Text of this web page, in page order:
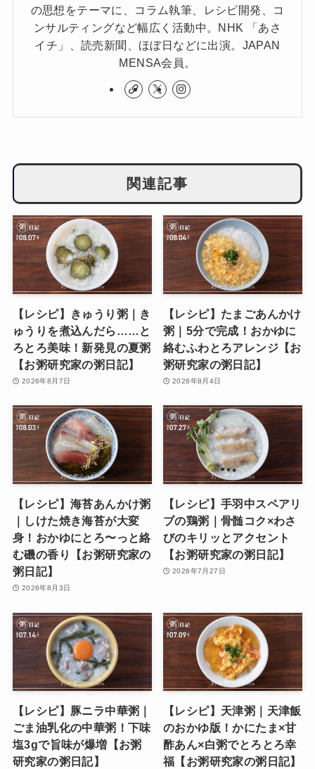
の思想をテーマに、コラム執筆、レシピ開発、コ
ンサルティングなど幅広く活動中。NHK 「あさ
イチ」、読売新聞、ほぼ日などに出演。JAPAN
MENSA会員。
関連記事
【レシピ】きゅうり粥｜き
ゅうりを煮込んだら……と
ろとろ美味！新発見の夏粥
【お粥研究家の粥日記】
2026年8月7日
【レシピ】たまごあんかけ
粥｜5分で完成！おかゆに
絡むふわとろアレンジ【お
粥研究家の粥日記】
2026年8月4日
【レシピ】海苔あんかけ粥
｜しけた焼き海苔が大変
身！おかゆにとろ〜っと絡
む磯の香り【お粥研究家の
粥日記】
2026年8月3日
【レシピ】手羽中スペアリ
ブの鶏粥｜骨髄コク×わさ
びのキリッとアクセント
【お粥研究家の粥日記】
2026年7月27日
【レシピ】豚ニラ中華粥｜
ごま油乳化の中華粥！下味
塩3gで旨味が爆増【お粥
研究家の粥日記】
【レシピ】天津粥｜天津飯
のおかゆ版！かにたま×甘
酢あん×白粥でとろとろ幸
福【お粥研究家の粥日記】